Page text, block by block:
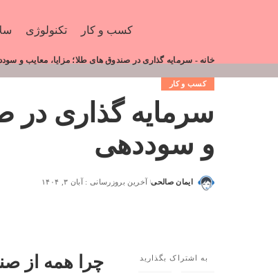
کسب و کار تکنولوژی
خانه - سرمایه‌ گذاری در صندوق‌ های طلا؛ مزایا، معایب و
کسب و کار
سرمایه‌ گذاری در
و سوددهی
ایمان صالحی آخرین بروزرسانی : آبان ۳, ۱۴۰۴
به اشتراک بگذارید چرا همه از